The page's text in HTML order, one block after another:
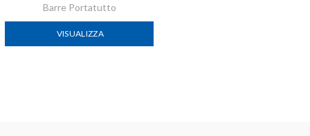
Barre Portatutto
VISUALIZZA